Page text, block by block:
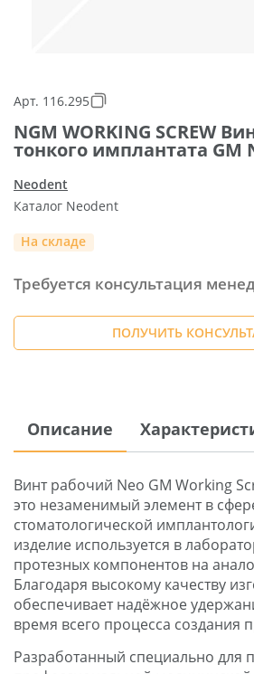
Арт. 116.295
NGM WORKING SCREW
тонкого имплантата GM
Neodent
Каталог Neodent
На складе
Требуется консультация
ПОЛУЧИТЬ
Описание
Винт рабочий Neo GM Working
это незаменимый элемент в
стоматологической
изделие используется в
протезных компонентов на
Благодаря высокому качеству
обеспечивает надёжное
время всего процесса создания
Разработанный специально для